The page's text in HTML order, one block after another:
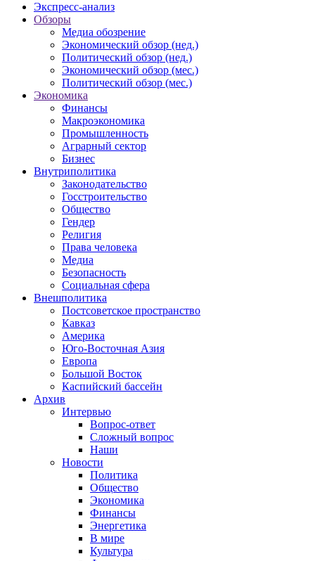
Экспресс-анализ
Обзоры
Медиа обозрение
Экономический обзор (нед.)
Политический обзор (нед.)
Экономический обзор (мес.)
Политический обзор (мес.)
Экономика
Финансы
Макроэкономика
Промышленность
Аграрный сектор
Бизнес
Внутриполитика
Законодательство
Госстроительство
Общество
Гендер
Религия
Права человека
Медиа
Безопасность
Социальная сфера
Внешполитика
Постсоветское пространство
Кавказ
Америка
Юго-Восточная Азия
Европа
Большой Восток
Каспийский бассейн
Архив
Интервью
Вопрос-ответ
Сложный вопрос
Наши
Новости
Политика
Общество
Экономика
Финансы
Энергетика
В мире
Культура